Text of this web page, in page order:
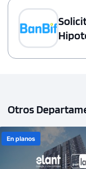
Otros
En planos